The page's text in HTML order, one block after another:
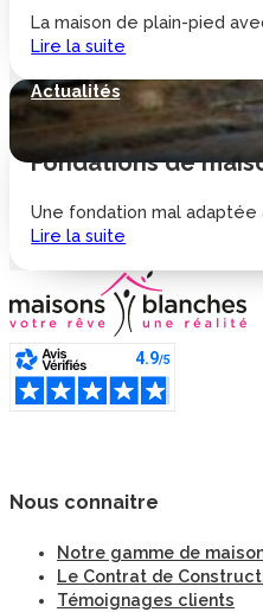
La maison de plain-pied
Lire la suite
Actualités
Fondations de
Une fondation mal adaptée
Lire la suite
Nous connaitre
Notre gamme de
Le Contrat de
Témoignages clients